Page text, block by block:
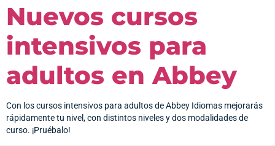
Nuevos cursos
intensivos para
adultos en Abbey
Con los cursos intensivos para adultos de Abbey Idiomas mejorarás
rápidamente tu nivel, con distintos niveles y dos modalidades de
curso. ¡Pruébalo!